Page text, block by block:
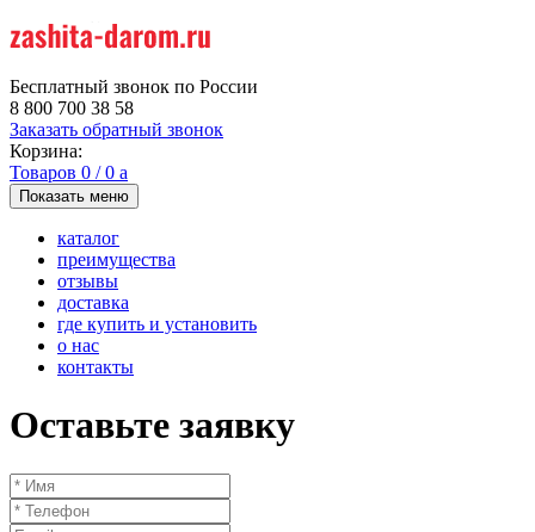
Бесплатный звонок по России
8 800 700 38 58
Заказать обратный звонок
Корзина:
Товаров 0 /0 a
Показать меню
каталог
преимущества
отзывы
доставка
где купить и установить
о нас
контакты
Оставьте заявку